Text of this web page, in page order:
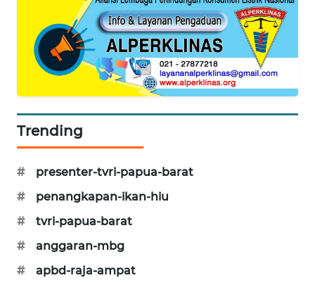
Trending
#
presenter-tvri-papua-barat
#
penangkapan-ikan-hiu
#
tvri-papua-barat
#
anggaran-mbg
#
apbd-raja-ampat
GARONGGANG
NEWS
ENERGI
CILEUNGSI
BERKAT
NEWS